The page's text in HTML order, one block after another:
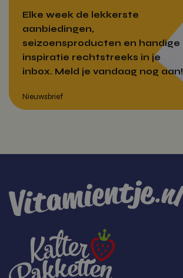
Markten
Over Vitamientje
Elke week de lekkerste
aanbiedingen,
seizoensproducten en handige
inspiratie rechtstreeks in je
inbox. Meld je vandaag nog aan!